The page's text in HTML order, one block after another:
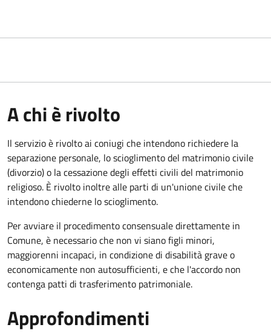
A chi è rivolto
Il servizio è rivolto ai coniugi che intendono richiedere la
separazione personale, lo scioglimento del matrimonio civile
(divorzio) o la cessazione degli effetti civili del matrimonio
religioso. È rivolto inoltre alle parti di un'unione civile che
intendono chiederne lo scioglimento.
Per avviare il procedimento consensuale direttamente in
Comune, è necessario che non vi siano figli minori,
maggiorenni incapaci, in condizione di disabilità grave o
economicamente non autosufficienti, e che l'accordo non
contenga patti di trasferimento patrimoniale.
Approfondimenti